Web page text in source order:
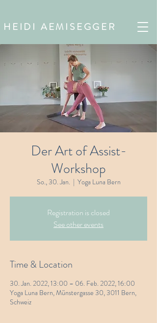
HEIDI AEMISEGGER
Der Art of Assist-
Workshop
So., 30. Jan.
  |
Yoga Luna Bern
Registration is closed
See other events
Time & Location
30. Jan. 2022, 13:00 – 06. Feb. 2022, 16:00
Yoga Luna Bern, Münstergasse 30, 3011 Bern,
Schweiz